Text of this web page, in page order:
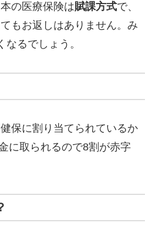
の医療保険は賦課方式で、
もお返しはありません。み
るでしょう。
保に割り当てられているか
に取られるので8割が赤字